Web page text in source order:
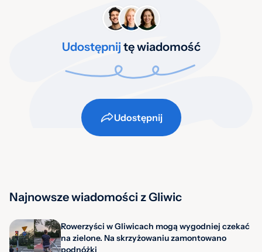
Udostępnij tę wiadomość
Udostępnij
Najnowsze wiadomości z Gliwic
Rowerzyści w Gliwicach mogą wygodniej czekać
na zielone. Na skrzyżowaniu zamontowano
podnóżki